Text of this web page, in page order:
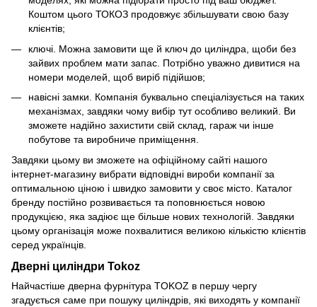
Коштом цього ТОКОЗ продовжує збільшувати свою базу
клієнтів;
ключі. Можна замовити ще й ключ до циліндра, щоби без
зайвих проблем мати запас. Потрібно уважно дивитися на
номери моделей, щоб виріб підійшов;
навісні замки. Компанія буквально спеціалізується на таких
механізмах, завдяки чому вибір тут особливо великий. Ви
зможете надійно захистити свій склад, гараж чи інше
побутове та виробниче приміщення.
Завдяки цьому ви зможете на офіційному сайті нашого
інтернет-магазину вибрати відповідні вироби компанії за
оптимальною ціною і швидко замовити у своє місто. Каталог
бренду постійно розвивається та поповнюється новою
продукцією, яка задіює ще більше нових технологій. Завдяки
цьому організація може похвалитися великою кількістю клієнтів
серед українців.
Дверні циліндри Tokoz
Найчастіше дверна фурнітура TOKOZ в першу чергу
згадується саме при пошуку циліндрів, які виходять у компанії